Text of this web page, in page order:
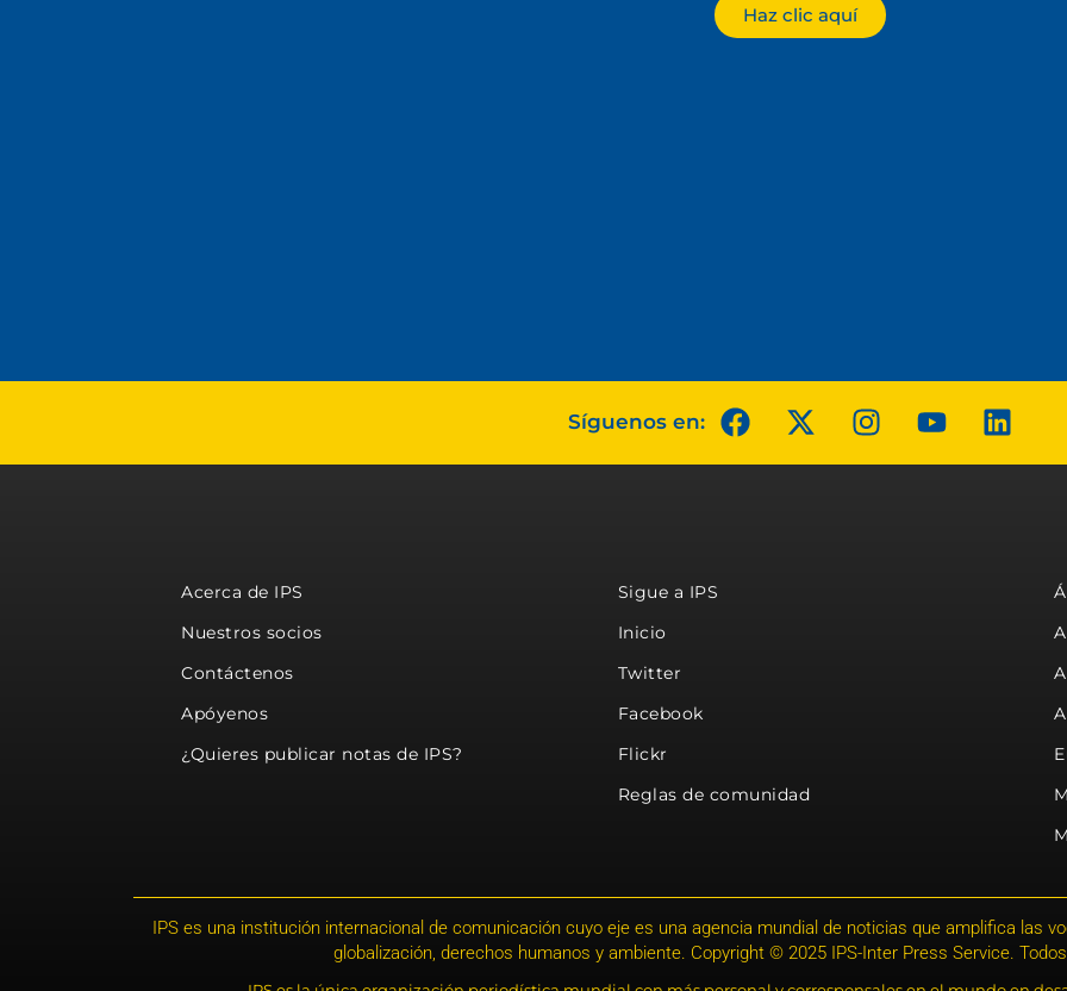
Haz clic aquí
Síguenos en:
Acerca de IPS
Nuestros socios
Contáctenos
Apóyenos
¿Quieres publicar notas de IPS?
Sigue a IPS
Inicio
Twitter
Facebook
Flickr
Reglas de comunidad
IPS es una institución internacional de comunicación cuyo eje es una agencia mundial de noticias que amplifica las
globalización, derechos humanos y ambiente. Copyright © 2025 IPS-Inter Press Service.